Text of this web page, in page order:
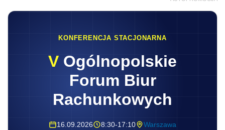
KONFERENCJA STACJONARNA
V Ogólnopolskie
Forum Biur
Rachunkowych
16.09.2026 8:30-17:10 Warszawa